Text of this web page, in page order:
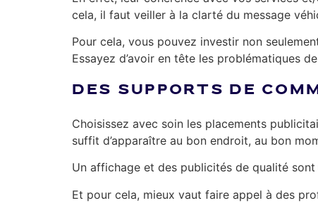
cela, il faut veiller à la clarté du message
Pour cela, vous pouvez investir non
Essayez d’avoir en tête les problématiques
DES SUPPORTS DE
Choisissez avec soin les placements
suffit d’apparaître au bon endroit, au bon
Un affichage et des publicités de qualité
Et pour cela, mieux vaut faire appel à des